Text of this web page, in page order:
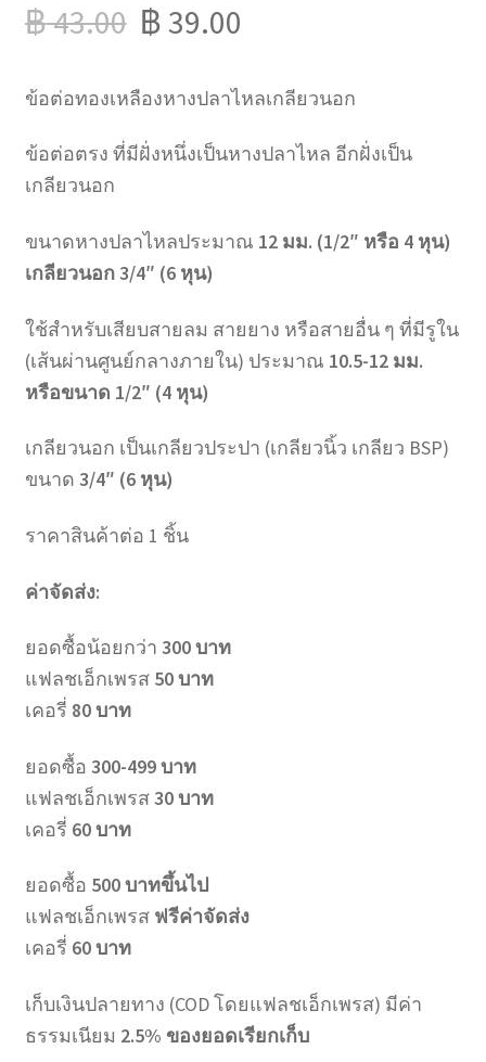
฿43.00 ฿39.00
ข้อต่อทองเหลืองหางปลาไหลเกลียวนอก
ข้อต่อตรง ที่มีฝั่งหนึ่งเป็นหางปลาไหล อีกฝั่งเป็น
เกลียวนอก
ขนาดหางปลาไหลประมาณ 12 มม. (1/2″ หรือ 4 หุน)
เกลียวนอก 3/4″ (6 หุน)
ใช้สำหรับเสียบสายลม สายยาง หรือสายอื่น ๆ ที่มีรูใน
(เส้นผ่านศูนย์กลางภายใน) ประมาณ 10.5-12 มม.
หรือขนาด 1/2″ (4 หุน)
เกลียวนอก เป็นเกลียวประปา (เกลียวนิ้ว เกลียว BSP)
ขนาด 3/4″ (6 หุน)
ราคาสินค้าต่อ 1 ชิ้น
ค่าจัดส่ง:
ยอดซื้อน้อยกว่า 300 บาท
แฟลชเอ็กเพรส 50 บาท
เคอรี่ 80 บาท
ยอดซื้อ 300-499 บาท
แฟลชเอ็กเพรส30 บาท
เคอรี่ 60 บาท
ยอดซื้อ 500 บาทขึ้นไป
แฟลชเอ็กเพรส ฟรีค่าจัดส่ง
เคอรี่ 60 บาท
เก็บเงินปลายทาง (COD โดยแฟลชเอ็กเพรส) มีค่า
ธรรมเนียม 2.5% ของยอดเรียกเก็บ